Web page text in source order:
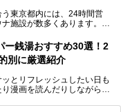
東京都内には、24時間営
施設が数多くあります。
へのご褒美のための宿泊な
きなだけサ活ができるのが
く、カップルや女性に嬉し
。
ー銭湯おすすめ30選！2
別に厳選紹介
とリフレッシュしたい日も
漫画を読んだりしながら一